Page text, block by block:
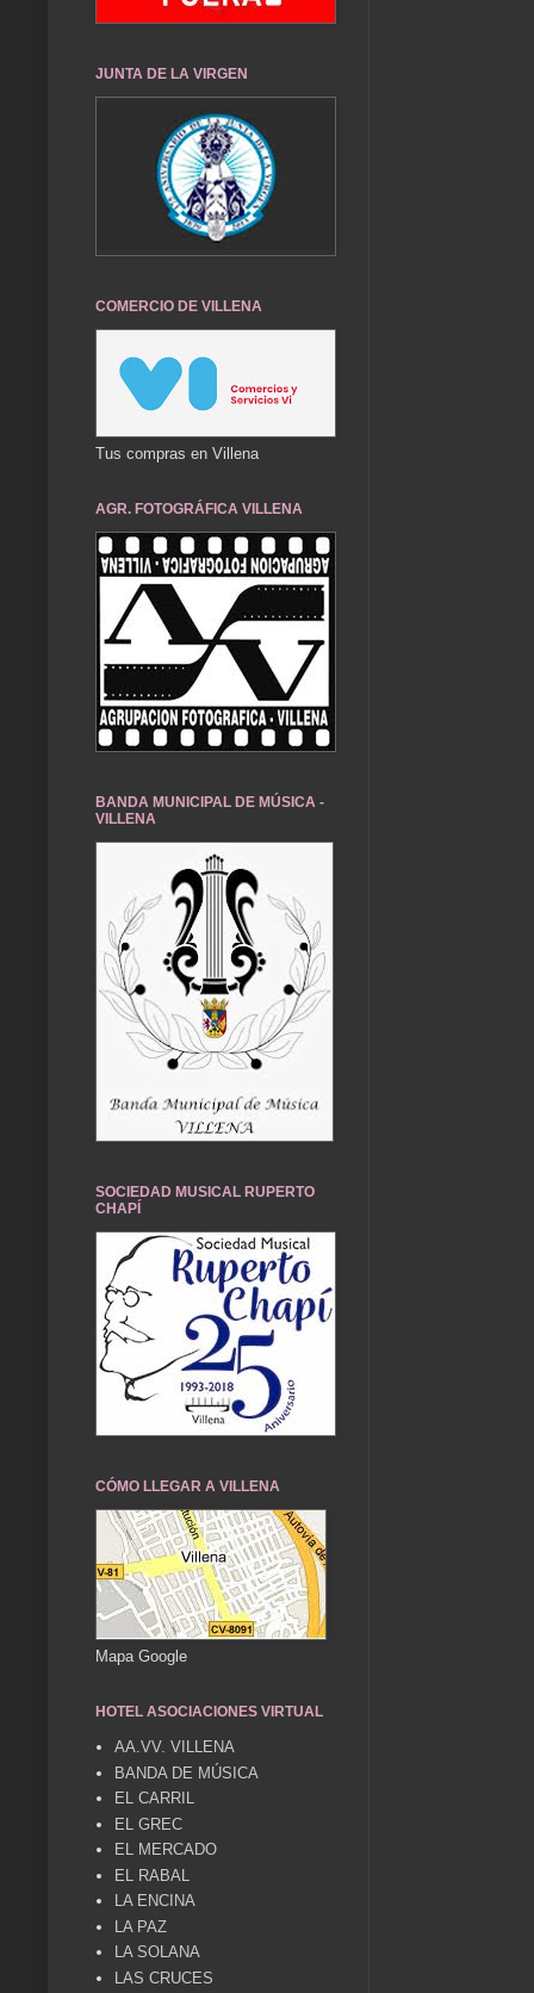
JUNTA DE LA VIRGEN
COMERCIO DE VILLENA
Tus compras en Villena
AGR. FOTOGRÁFICA VILLENA
BANDA MUNICIPAL DE MÚSICA -
VILLENA
SOCIEDAD MUSICAL RUPERTO
CHAPÍ
CÓMO LLEGAR A VILLENA
Mapa Google
HOTEL ASOCIACIONES VIRTUAL
AA.VV. VILLENA
BANDA DE MÚSICA
EL CARRIL
EL GREC
EL MERCADO
EL RABAL
LA ENCINA
LA PAZ
LA SOLANA
LAS CRUCES